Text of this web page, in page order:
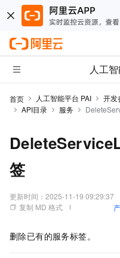
人工
首页 人工智能平台 PAI 开发
API目录
服务
签
更新时间： 2025-11-19 09:29:37
复制 MD 格式
删除已有的服务标签。